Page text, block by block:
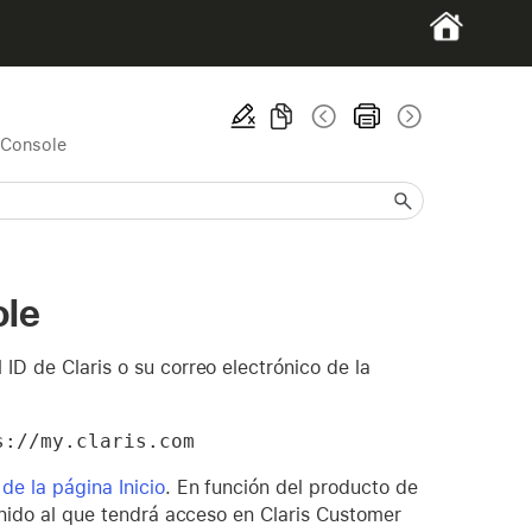
de Claris o su correo electrónico de la
my.claris.com
la página Inicio. En función del producto de
al que tendrá acceso en Claris Customer